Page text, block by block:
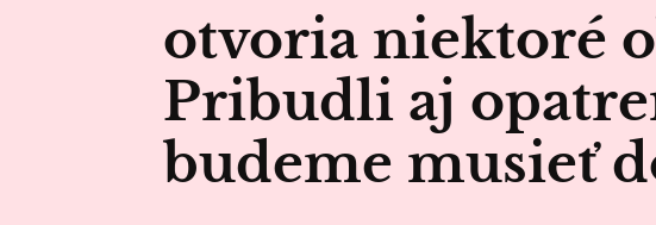
otvoria niektoré
Pribudli aj
budeme musieť